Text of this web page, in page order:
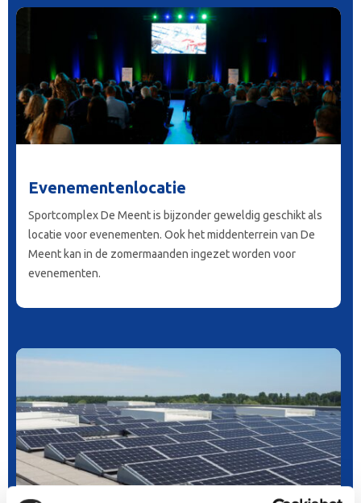
Evenementenlocatie
Sportcomplex De Meent is bijzonder geweldig geschikt als
locatie voor evenementen. Ook het middenterrein van De
Meent kan in de zomermaanden ingezet worden voor
evenementen.